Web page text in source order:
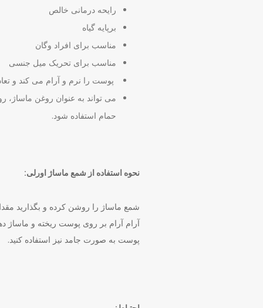
رایحه درمانی خالص
برپایه گیاه
مناسب برای افراد وگان
مناسب برای تحریک میل جنسی
پوست را نرم و آرام می کند و
می تواند به عنوان روغن
حمام استفاده شود.
نحوه استفاده از شمع ماساژ اورلی:
شمع ماساژ را روشن کرده و بگذارید
آرام آرام بر روی پوست ریخته و ماساژ
پوست به صورت جامد نیز استفاده کنید.